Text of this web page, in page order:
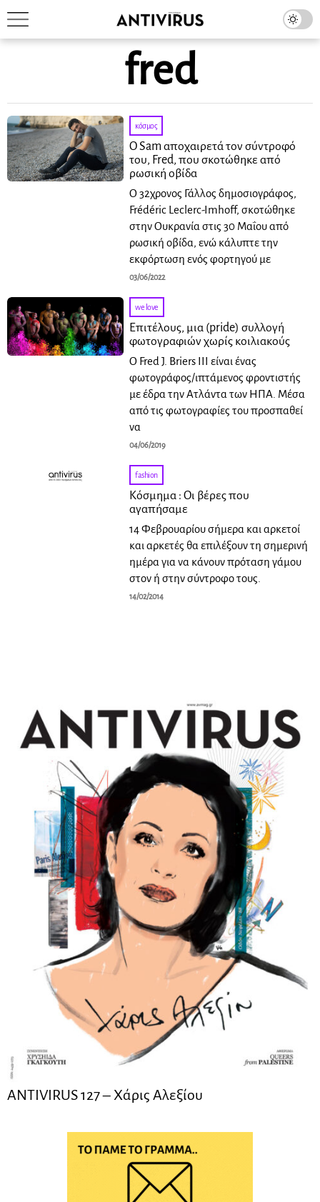
fred
κόσμος
O Sam αποχαιρετά τον σύντροφό
του, Fred, που σκοτώθηκε από
ρωσική οβίδα
Ο 32χρονος Γάλλος δημοσιογράφος,
Frédéric Leclerc-Imhoff, σκοτώθηκε
στην Ουκρανία στις 30 Μαΐου από
ρωσική οβίδα, ενώ κάλυπτε την
εκφόρτωση ενός φορτηγού με
03/06/2022
we love
Επιτέλους, μια (pride) συλλογή
φωτογραφιών χωρίς κοιλιακούς
O Fred J. Briers III είναι ένας
φωτογράφος/ιπτάμενος φροντιστής
με έδρα την Ατλάντα των ΗΠΑ. Μέσα
από τις φωτογραφίες του προσπαθεί
να
04/06/2019
fashion
Κόσμημα : Οι βέρες που
αγαπήσαμε
14 Φεβρουαρίου σήμερα και αρκετοί
και αρκετές θα επιλέξουν τη σημερινή
ημέρα για να κάνουν πρόταση γάμου
στον ή στην σύντροφο τους.
14/02/2014
ANTIVIRUS 127 – Xάρις Αλεξίου